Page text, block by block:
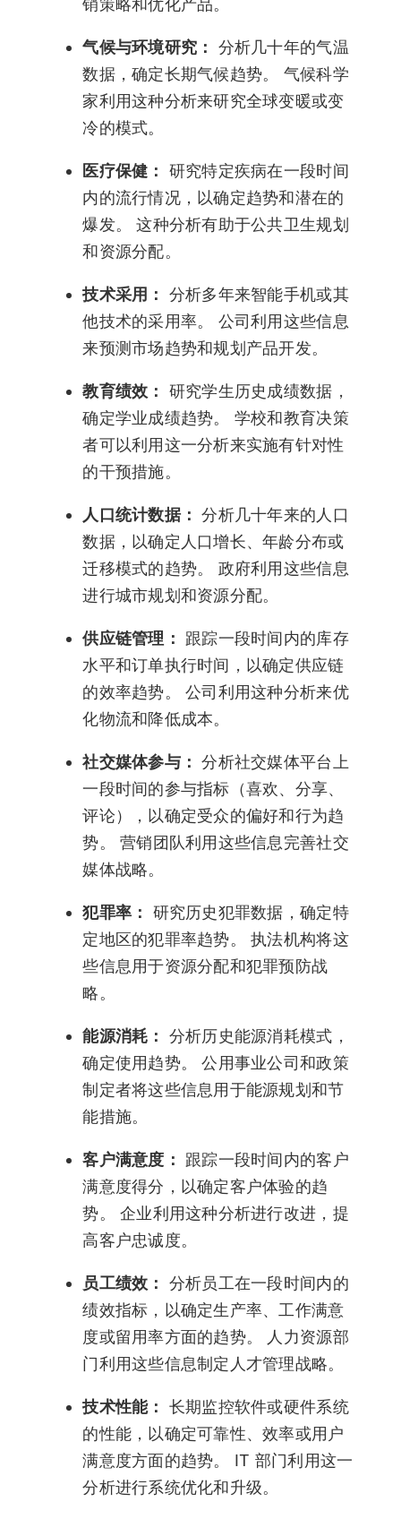
气候与环境研究： 分析几十年的气温
数据，确定长期气候趋势。 气候科学
家利用这种分析来研究全球变暖或变
冷的模式。
医疗保健： 研究特定疾病在一段时间
内的流行情况，以确定趋势和潜在的
爆发。 这种分析有助于公共卫生规划
和资源分配。
技术采用： 分析多年来智能手机或其
他技术的采用率。 公司利用这些信息
来预测市场趋势和规划产品开发。
教育绩效： 研究学生历史成绩数据，
确定学业成绩趋势。 学校和教育决策
者可以利用这一分析来实施有针对性
的干预措施。
人口统计数据：分析几十年来的人口
数据，以确定人口增长、年龄分布或
迁移模式的趋势。 政府利用这些信息
进行城市规划和资源分配。
供应链管理： 跟踪一段时间内的库存
水平和订单执行时间，以确定供应链
的效率趋势。 公司利用这种分析来优
化物流和降低成本。
社交媒体参与：分析社交媒体平台上
一段时间的参与指标（喜欢、分享、
评论），以确定受众的偏好和行为趋
势。 营销团队利用这些信息完善社交
媒体战略。
犯罪率： 研究历史犯罪数据，确定特
定地区的犯罪率趋势。 执法机构将这
些信息用于资源分配和犯罪预防战
略。
能源消耗： 分析历史能源消耗模式，
确定使用趋势。 公用事业公司和政策
制定者将这些信息用于能源规划和节
能措施。
客户满意度： 跟踪一段时间内的客户
满意度得分，以确定客户体验的趋
势。 企业利用这种分析进行改进，提
高客户忠诚度。
员工绩效： 分析员工在一段时间内的
绩效指标，以确定生产率、工作满意
度或留用率方面的趋势。 人力资源部
门利用这些信息制定人才管理战略。
技术性能： 长期监控软件或硬件系统
的性能，以确定可靠性、效率或用户
满意度方面的趋势。 IT 部门利用这一
分析进行系统优化和升级。